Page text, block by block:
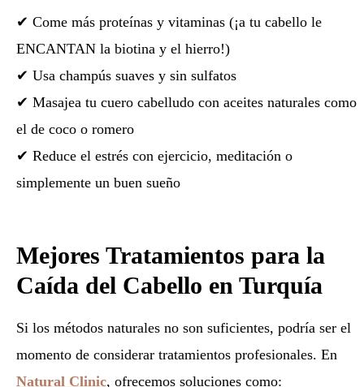
✔ Come más proteínas y vitaminas (¡a tu cabello le
ENCANTAN la biotina y el hierro!)
✔ Usa champús suaves y sin sulfatos
✔ Masajea tu cuero cabelludo con aceites naturales como
el de coco o romero
✔ Reduce el estrés con ejercicio, meditación o
simplemente un buen sueño
Mejores Tratamientos para la
Caída del Cabello en Turquía
Si los métodos naturales no son suficientes, podría ser el
momento de considerar tratamientos profesionales. En
Natural Clinic, ofrecemos soluciones como: